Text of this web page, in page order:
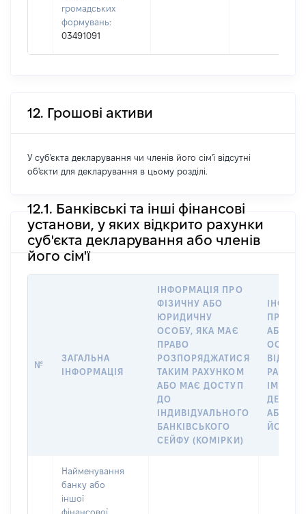
громадських
формувань:
03491091
12. Грошові активи
У суб'єкта декларування чи членів його сім'ї відсутні
об'єкти для декларування в цьому розділі.
12.1. Банківські та інші фінансові
установи, у яких відкрито рахунки
суб'єкта декларування або членів
його сім'ї
№
ЗАГАЛЬНА
ІНФОРМАЦІЯ
ІНФОРМАЦІЯ ПРО
ФІЗИЧНУ АБО
ЮРИДИЧНУ
ОСОБУ, ЯКА МАЄ
ПРАВО
РОЗПОРЯДЖАТИСЯ
ТАКИМ РАХУНКОМ
АБО МАЄ ДОСТУП
ДО
ІНДИВІДУАЛЬНОГО
БАНКІВСЬКОГО
СЕЙФУ (КОМІРКИ)
ПРО
АБО
ОСОБУ,
ІМ’Я
АБО
ЙОГО
Найменування
банку або
іншої
фінансової